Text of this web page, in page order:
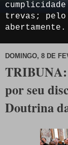
trevas; pelo
DOMINGO, 8 DE
por seu
Doutrina